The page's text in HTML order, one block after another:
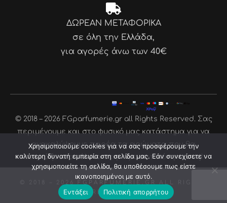
ΔΩΡΕΑΝ ΜΕΤΑΦΟΡΙΚΑ
σε όλη την Ελλάδα,
για αγορές άνω των 40€
© 2018 – 2026 FGparfumerie.gr all Rights Reserved. Σας
περιμένουμε και στο φυσικό μας κατάστημα για να
ανακαλύψουμε παρέα τα αρώματα που θα
ταιριάξουν απόλυτα στην προσωπικότητα σας!
© 2018 – 2026 FGPARFUMERIE.GR
ALL RIGHTS
RESERVED
Χρησιμοποιούμε cookies για να σας προσφέρουμε την
καλύτερη δυνατή εμπειρία στη σελίδα μας. Εάν συνεχίσετε να
χρησιμοποιείτε τη σελίδα, θα υποθέσουμε πως είστε
ικανοποιημένοι με αυτό.
Εντάξει
Πολιτική απορρήτου